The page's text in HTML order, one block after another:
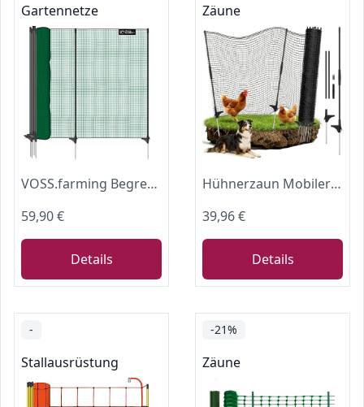
Gartennetze
VOSS.farming Begrenzungszaun Classic ohne Strom, 25m 90cm 15 Pfähle 1 Spitze grün, Kleintiernetz mobiler Zaun Gartenzaun, Garten Haus Hof
59,90 €
Details
Zäune
Hühnerzaun Mobiler Weidezaun, RIFNY 80 cm x 15 m Hundezaun Camping
39,96 €
Details
-
Stallausrüstung
-21%
Zäune